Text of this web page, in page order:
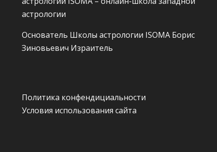
астрологии
Основатель Школы астрологии ISOMA Борис
Зиновьевич Израитель
Политика конфендициальности
Условия использования сайта